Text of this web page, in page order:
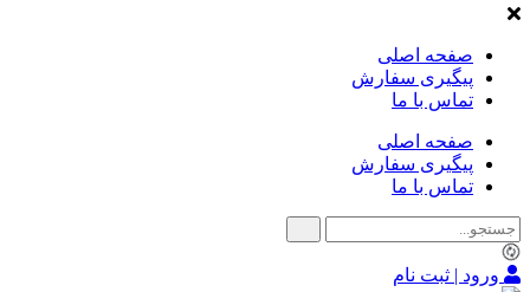
صفحه اصلی
پیگیری سفارش
تماس با ما
صفحه اصلی
پیگیری سفارش
تماس با ما
ورود | ثبت نام